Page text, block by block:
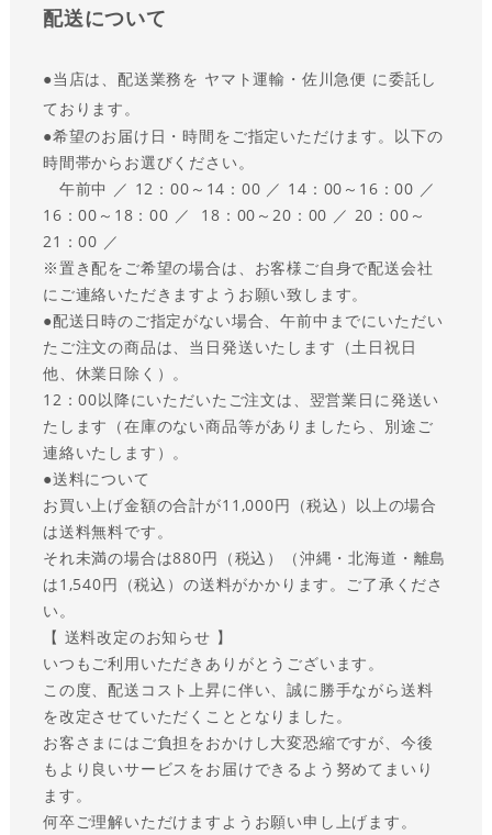
配送について
●当店は、配送業務を ヤマト運輸・佐川急便 に委託し
ております。
●希望のお届け日・時間をご指定いただけます。以下の
時間帯からお選びください。
午前中 ／ 12：00～14：00 ／ 14：00～16：00 ／
16：00～18：00 ／ 18：00～20：00 ／ 20：00～
21：00 ／
※置き配をご希望の場合は、お客様ご自身で配送会社
にご連絡いただきますようお願い致します。
●配送日時のご指定がない場合、午前中までにいただい
たご注文の商品は、当日発送いたします（土日祝日
他、休業日除く）。
12：00以降にいただいたご注文は、翌営業日に発送い
たします（在庫のない商品等がありましたら、別途ご
連絡いたします）。
●送料について
お買い上げ金額の合計が11,000円（税込）以上の場合
は送料無料です。
それ未満の場合は880円（税込）（沖縄・北海道・離島
は1,540円（税込）の送料がかかります。ご了承くださ
い。
【 送料改定のお知らせ 】
いつもご利用いただきありがとうございます。
この度、配送コスト上昇に伴い、誠に勝手ながら送料
を改定させていただくこととなりました。
お客さまにはご負担をおかけし大変恐縮ですが、今後
もより良いサービスをお届けできるよう努めてまいり
ます。
何卒ご理解いただけますようお願い申し上げます。